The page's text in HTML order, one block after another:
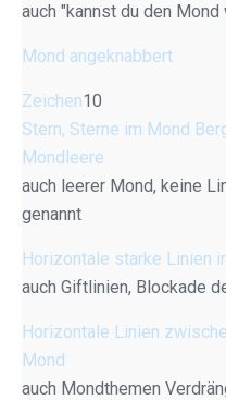
auch "kannst du den
Mond angeknabbert
Zeichen10
Stern, Sterne im Mond
Mondleere
auch leerer Mond, keine
genannt
Horizontale starke Linien
auch Giftlinien, Blockade
Horizontale Linien
Mond
auch Mondthemen